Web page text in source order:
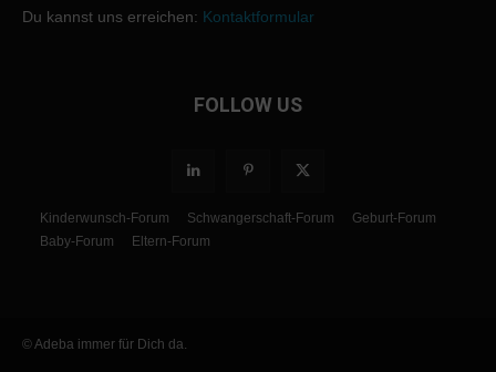
Du kannst uns erreichen: Kontaktformular
FOLLOW US
Kinderwunsch-Forum Schwangerschaft-Forum
Geburt-Forum
Baby-Forum
Eltern-Forum
© Adeba immer für Dich da.